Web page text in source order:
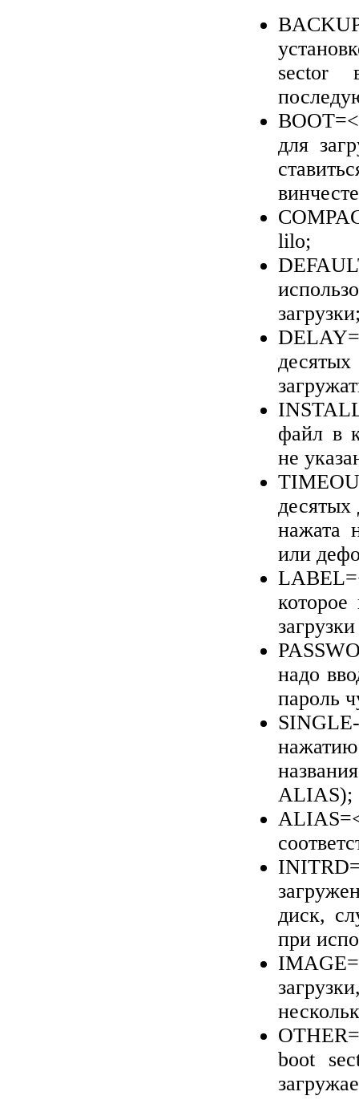
sector
BOOT=<
для
lilo;
DELAY
файл в
не
десятых
нажата
или
LABEL
надо
пароль
SINGLE
ALIAS);
ALIAS
INITRD
диск,
при
OTHER
boot